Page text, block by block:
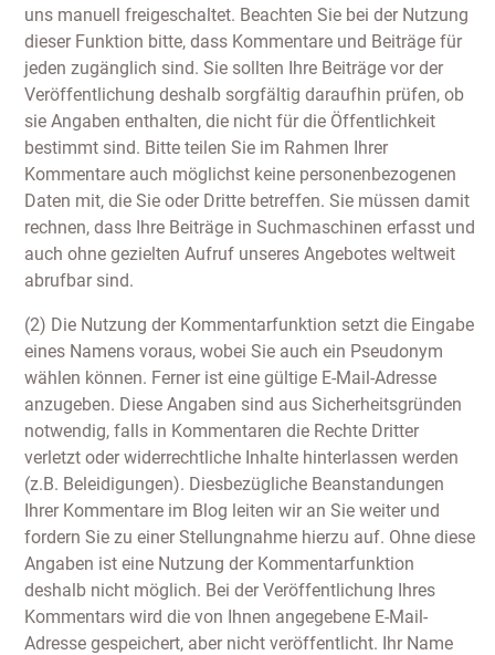
uns manuell freigeschaltet. Beachten Sie bei der Nutzung
dieser Funktion bitte, dass Kommentare und Beiträge für
jeden zugänglich sind. Sie sollten Ihre Beiträge vor der
Veröffentlichung deshalb sorgfältig daraufhin prüfen, ob
sie Angaben enthalten, die nicht für die Öffentlichkeit
bestimmt sind. Bitte teilen Sie im Rahmen Ihrer
Kommentare auch möglichst keine personenbezogenen
Daten mit, die Sie oder Dritte betreffen. Sie müssen damit
rechnen, dass Ihre Beiträge in Suchmaschinen erfasst und
auch ohne gezielten Aufruf unseres Angebotes weltweit
abrufbar sind.
(2) Die Nutzung der Kommentarfunktion setzt die Eingabe
eines Namens voraus, wobei Sie auch ein Pseudonym
wählen können. Ferner ist eine gültige E-Mail-Adresse
anzugeben. Diese Angaben sind aus Sicherheitsgründen
notwendig, falls in Kommentaren die Rechte Dritter
verletzt oder widerrechtliche Inhalte hinterlassen werden
(z.B. Beleidigungen). Diesbezügliche Beanstandungen
Ihrer Kommentare im Blog leiten wir an Sie weiter und
fordern Sie zu einer Stellungnahme hierzu auf. Ohne diese
Angaben ist eine Nutzung der Kommentarfunktion
deshalb nicht möglich. Bei der Veröffentlichung Ihres
Kommentars wird die von Ihnen angegebene E-Mail-
Adresse gespeichert, aber nicht veröffentlicht. Ihr Name